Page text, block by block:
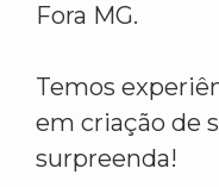
Fora MG.
Temos
em criação de
surpreenda!